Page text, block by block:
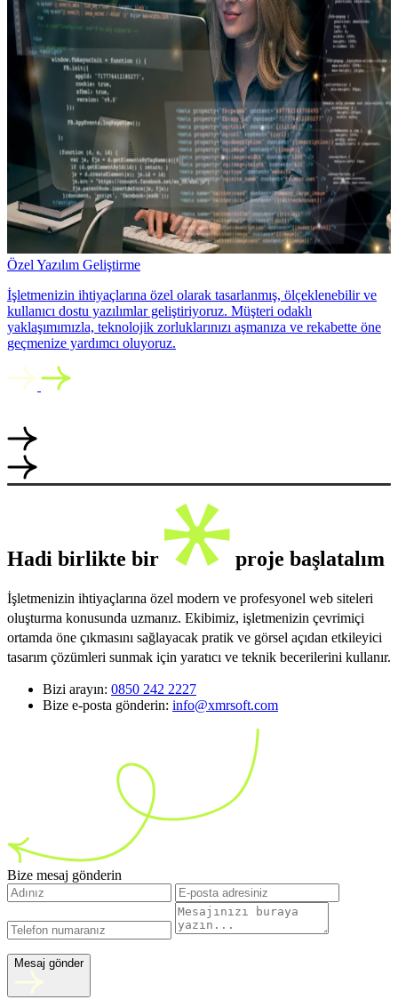
Özel Yazılım Geliştirme
İşletmenizin ihtiyaçlarına özel olarak tasarlanmış, ölçeklenebilir ve
kullanıcı dostu yazılımlar geliştiriyoruz. Müşteri odaklı
yaklaşımımızla, teknolojik zorluklarınızı aşmanıza ve rekabette öne
geçmenize yardımcı oluyoruz.
Hadi birlikte bir proje başlatalım
İşletmenizin ihtiyaçlarına özel modern ve profesyonel web siteleri
oluşturma konusunda uzmanız. Ekibimiz, işletmenizin çevrimiçi
ortamda öne çıkmasını sağlayacak pratik ve görsel açıdan etkileyici
tasarım çözümleri sunmak için yaratıcı ve teknik becerilerini kullanır.
Bizi arayın: 0850 242 2227
Bize e-posta gönderin: info@xmrsoft.com
Bize mesaj gönderin
Mesaj gönder